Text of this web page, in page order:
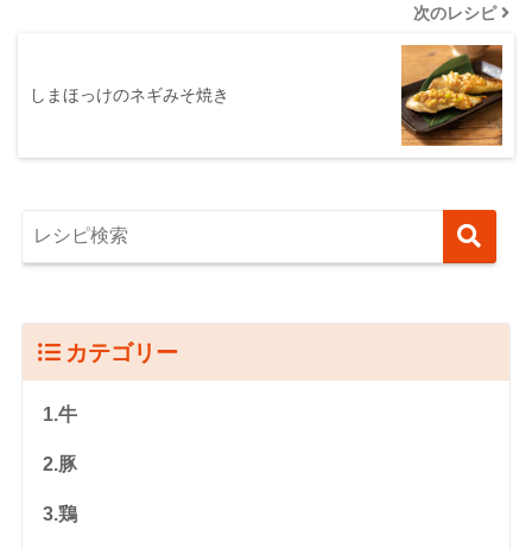
次のレシピ
しまほっけのネギみそ焼き
カテゴリー
1.牛
2.豚
3.鶏